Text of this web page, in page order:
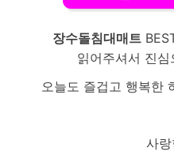
장수돌침대매트
읽어주셔서 진
오늘도 즐겁고 행복한
사